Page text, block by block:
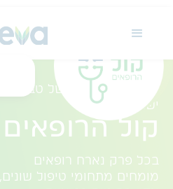
ערוץ הפודקאסט של טבע
ישראל
קול הרופאים
בכל פרק נארח רופאים
מומחים מתחומי טיפול שונים,